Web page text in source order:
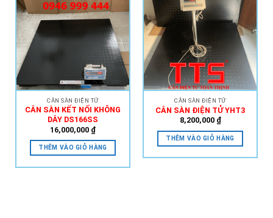
Add to
Wishlist
CÂN SÀN ĐIỆN TỬ
CÂN SÀN KẾT NỐI KHÔNG
DÂY DS166SS
16,000,000 ₫
THÊM VÀO GIỎ HÀNG
Add to
Wishlist
CÂN SÀN ĐIỆN TỬ
CÂN SÀN ĐIỆN TỬ YHT3
8,200,000 ₫
THÊM VÀO GIỎ HÀNG